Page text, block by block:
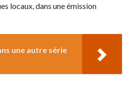
locaux, dans une émission
une autre série